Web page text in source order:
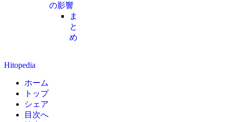
の影響
ま
と
め
Hitopedia
ホーム
トップ
シェア
目次へ